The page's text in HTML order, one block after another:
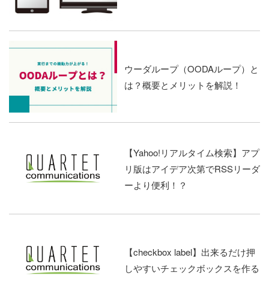
ウーダループ（OODAループ）と
は？概要とメリットを解説！
【Yahoo!リアルタイム検索】アプ
リ版はアイデア次第でRSSリーダ
ーより便利！？
【checkbox label】出来るだけ押
しやすいチェックボックスを作る